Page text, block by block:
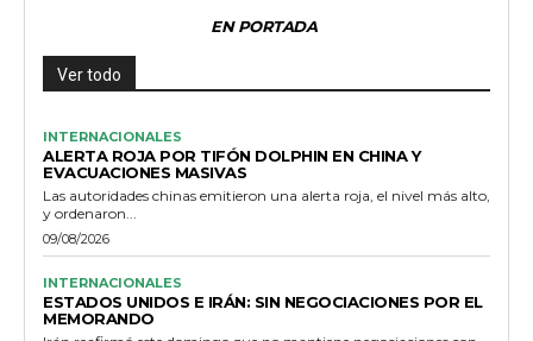
EN PORTADA
Ver todo
INTERNACIONALES
ALERTA ROJA POR TIFÓN DOLPHIN EN CHINA Y
EVACUACIONES MASIVAS
Las autoridades chinas emitieron una alerta roja, el nivel más alto,
y ordenaron...
09/08/2026
INTERNACIONALES
ESTADOS UNIDOS E IRÁN: SIN NEGOCIACIONES POR EL
MEMORANDO